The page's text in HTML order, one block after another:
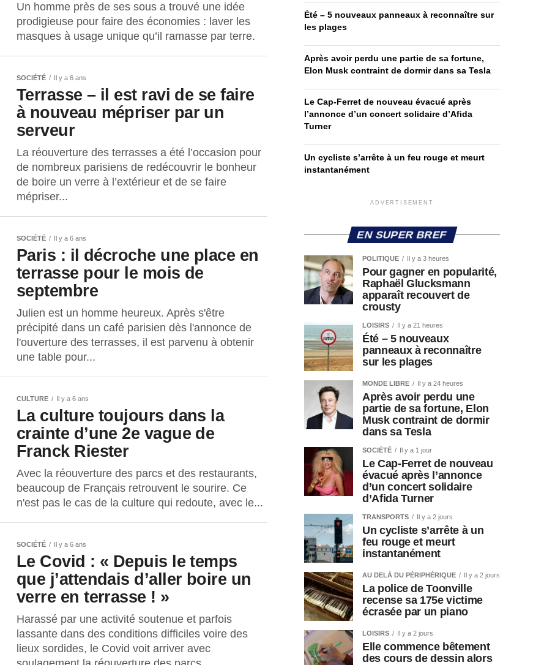
Un homme près de ses sous a trouvé une idée
prodigieuse pour faire des économies : laver les
masques à usage unique qu’il ramasse par terre.
SOCIÉTÉ Il y a 6 ans
Terrasse – il est ravi de se faire
à nouveau mépriser par un
serveur
La réouverture des terrasses a été l’occasion pour
de nombreux parisiens de redécouvrir le bonheur
de boire un verre à l’extérieur et de se faire
mépriser...
SOCIÉTÉ Il y a 6 ans
Paris : il décroche une place en
terrasse pour le mois de
septembre
Julien est un homme heureux. Après s'être
précipité dans un café parisien dès l'annonce de
l'ouverture des terrasses, il est parvenu à obtenir
une table pour...
CULTURE Il y a 6 ans
La culture toujours dans la
crainte d’une 2e vague de
Franck Riester
Avec la réouverture des parcs et des restaurants,
beaucoup de Français retrouvent le sourire. Ce
n'est pas le cas de la culture qui redoute, avec le...
SOCIÉTÉ Il y a 6 ans
Le Covid : « Depuis le temps
que j’attendais d’aller boire un
verre en terrasse ! »
Harassé par une activité soutenue et parfois
lassante dans des conditions difficiles voire des
lieux sordides, le Covid voit arriver avec
Été – 5 nouveaux panneaux à reconnaître sur
les plages
Après avoir perdu une partie de sa fortune,
Elon Musk contraint de dormir dans sa Tesla
Le Cap-Ferret de nouveau évacué après
l’annonce d’un concert solidaire d’Afida
Turner
Un cycliste s’arrête à un feu rouge et meurt
instantanément
ADVERTISEMENT
EN SUPER BREF
POLITIQUE Il y a 3 heures
Pour gagner en popularité,
Raphaël Glucksmann
apparaît recouvert de
crousty
LOISIRS Il y a 21 heures
Été – 5 nouveaux
panneaux à reconnaître
sur les plages
MONDE LIBRE Il y a 24 heures
Après avoir perdu une
partie de sa fortune, Elon
Musk contraint de dormir
dans sa Tesla
SOCIÉTÉ Il y a 1 jour
Le Cap-Ferret de nouveau
évacué après l’annonce
d’un concert solidaire
d’Afida Turner
TRANSPORTS Il y a 2 jours
Un cycliste s’arrête à un
feu rouge et meurt
instantanément
AU DELÀ DU PÉRIPHÉRIQUE Il y a 2 jours
La police de Toonville
recense sa 175e victime
écrasée par un piano
LOISIRS Il y a 2 jours
Elle commence bêtement
des cours de dessin alors